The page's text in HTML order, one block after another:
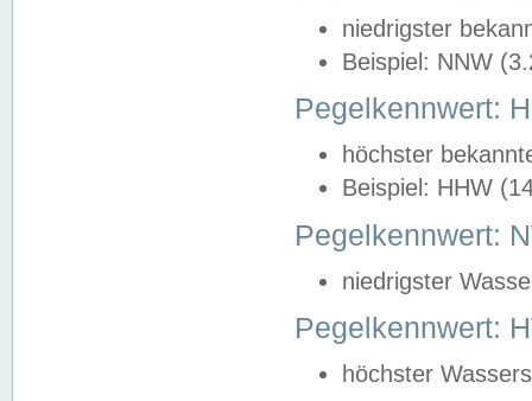
niedrigster
Beispiel: NNW
Pegelkennwert:
höchster
Beispiel: HHW
Pegelkennwert:
niedrigster
Pegelkennwert:
höchster